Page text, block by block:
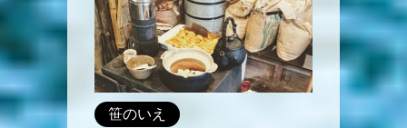
笹のいえ